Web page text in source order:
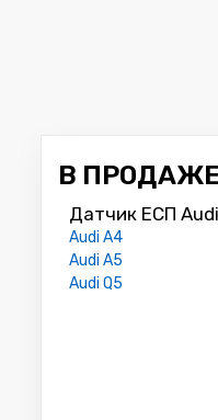
В
Датчик ЕСП Audi
Audi A4
Audi A5
Audi Q5